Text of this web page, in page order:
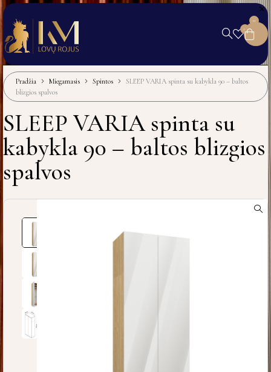
0
0
Pradžia Miegamasis Spintos
SLEEP VARIA spinta su kabykla 90 – baltos
blizgios spalvos
SLEEP VARIA spinta su
kabykla 90 – baltos blizgios
spalvos